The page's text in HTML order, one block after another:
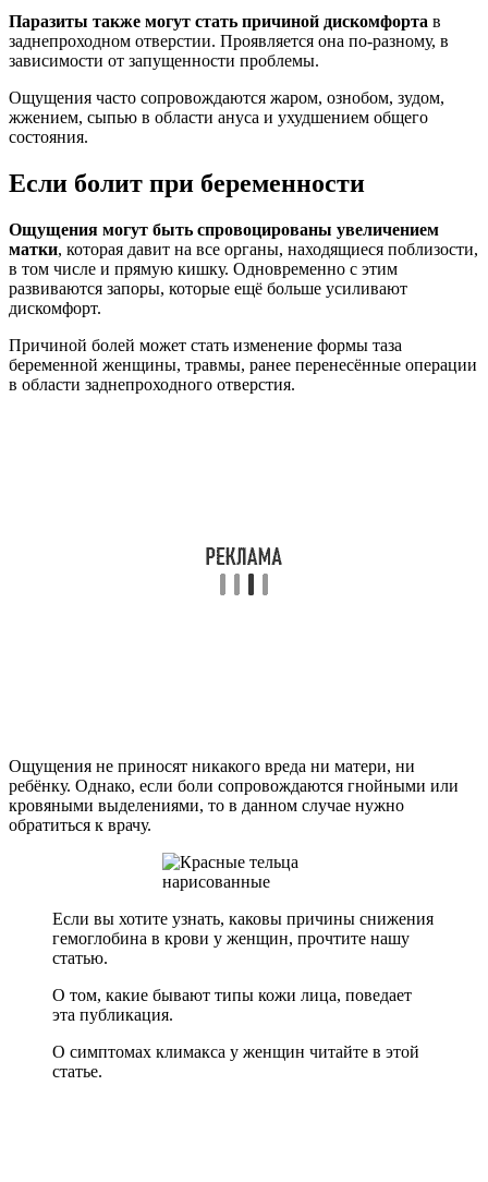
Паразиты также могут стать причиной дискомфорта в
заднепроходном отверстии. Проявляется она по-разному, в
зависимости от запущенности проблемы.
Ощущения часто сопровождаются жаром, ознобом, зудом,
жжением, сыпью в области ануса и ухудшением общего
состояния.
Если болит при беременности
Ощущения могут быть спровоцированы увеличением
матки, которая давит на все органы, находящиеся поблизости,
в том числе и прямую кишку. Одновременно с этим
развиваются запоры, которые ещё больше усиливают
дискомфорт.
Причиной болей может стать изменение формы таза
беременной женщины, травмы, ранее перенесённые операции
в области заднепроходного отверстия.
Ощущения не приносят никакого вреда ни матери, ни
ребёнку. Однако, если боли сопровождаются гнойными или
кровяными выделениями, то в данном случае нужно
обратиться к врачу.
Если вы хотите узнать, каковы причины снижения
гемоглобина в крови у женщин, прочтите нашу
статью.
О том, какие бывают типы кожи лица, поведает
эта публикация.
О симптомах климакса у женщин читайте в этой
статье.